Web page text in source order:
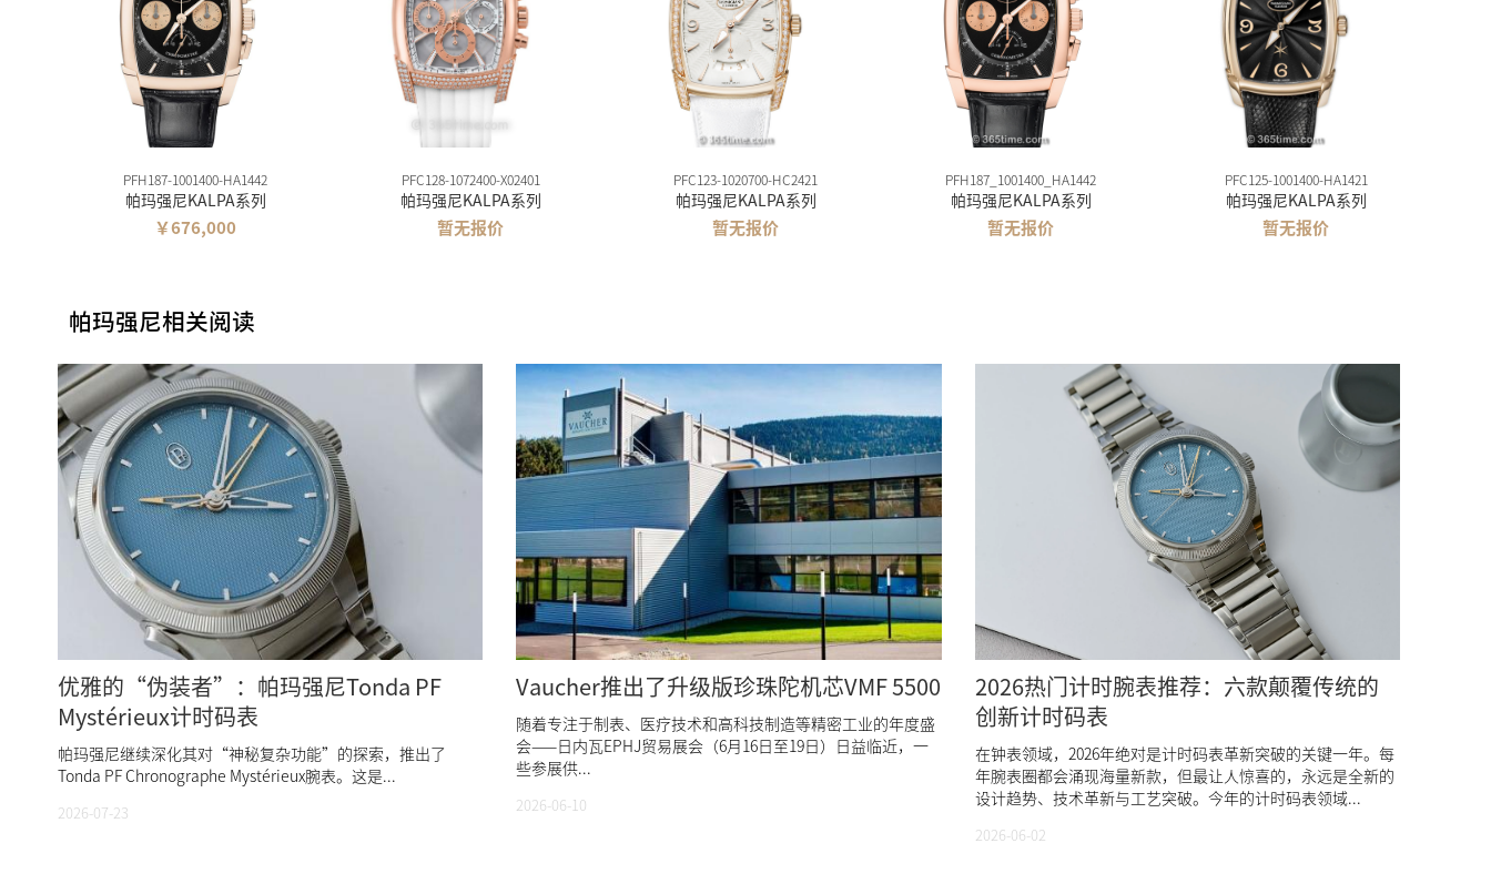
PFH187-1001400-HA1442
帕玛强尼KALPA系列
￥676,000
PFC128-1072400-X02401
帕玛强尼KALPA系列
暂无报价
PFC123-1020700-HC2421
帕玛强尼KALPA系列
暂无报价
PFH187_1001400_HA1442
帕玛强尼KALPA系列
暂无报价
PFC125-1001400-HA1421
帕玛强尼KALPA系列
暂无报价
帕玛强尼相关阅读
优雅的“伪装者”：帕玛强尼Tonda PF
Mystérieux计时码表
帕玛强尼继续深化其对“神秘复杂功能”的探索，推出了
Tonda PF Chronographe Mystérieux腕表。这是...
2026-07-23
Vaucher推出了升级版珍珠陀机芯VMF 5500
随着专注于制表、医疗技术和高科技制造等精密工业的年度盛
会——日内瓦EPHJ贸易展会（6月16日至19日）日益临近，一
些参展供...
2026-06-10
2026热门计时腕表推荐：六款颠覆传统的
创新计时码表
在钟表领域，2026年绝对是计时码表革新突破的关键一年。每
年腕表圈都会涌现海量新款，但最让人惊喜的，永远是全新的
设计趋势、技术革新与工艺突破。今年的计时码表领域...
2026-06-02